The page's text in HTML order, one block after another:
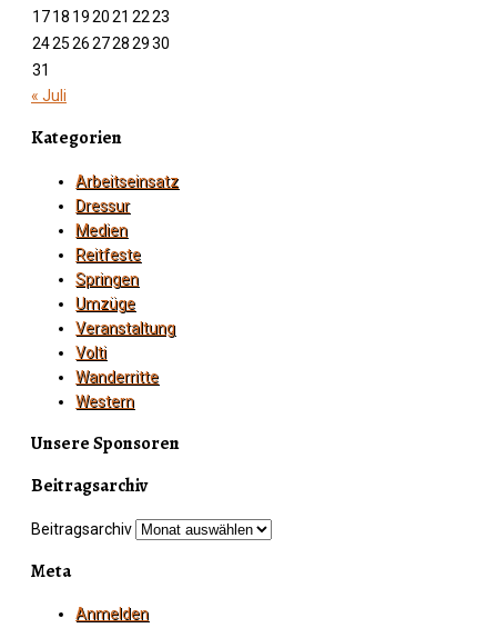
1718 192021 2223
24252627282930
31
« Juli
Kategorien
Arbeitseinsatz
Dressur
Medien
Reitfeste
Springen
Umzüge
Veranstaltung
Volti
Wanderritte
Western
Unsere Sponsoren
Beitragsarchiv
Beitragsarchiv
Meta
Anmelden